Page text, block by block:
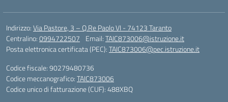
Indirizzo:Via Pastore, 3 – Q.Re Paolo VI - 74123 Taranto
Centralino:0994722507 Email:TAIC873006@istruzione.it
Posta elettronica certificata (PEC):TAIC873006@pec.istruzione.it
Codice fiscale: 90279480736
Codice meccanografico:TAIC873006
Codice unico di fatturazione (CUF): 488XBQ